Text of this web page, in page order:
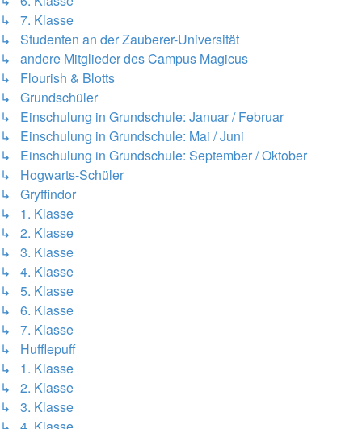
↳ 7. Klasse
↳ Studenten an der Zauberer-Universität
↳ andere Mitglieder des Campus Magicus
↳ Flourish & Blotts
↳ Grundschüler
↳ Einschulung in Grundschule: Januar / Februar
↳ Einschulung in Grundschule: Mai / Juni
↳ Einschulung in Grundschule: September / Oktober
↳ Hogwarts-Schüler
↳ Gryffindor
↳ 1. Klasse
↳ 2. Klasse
↳ 3. Klasse
↳ 4. Klasse
↳ 5. Klasse
↳ 6. Klasse
↳ 7. Klasse
↳ Hufflepuff
↳ 1. Klasse
↳ 2. Klasse
↳ 3. Klasse